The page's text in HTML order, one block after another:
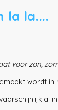
la la....
voor zon,
wordt in
al